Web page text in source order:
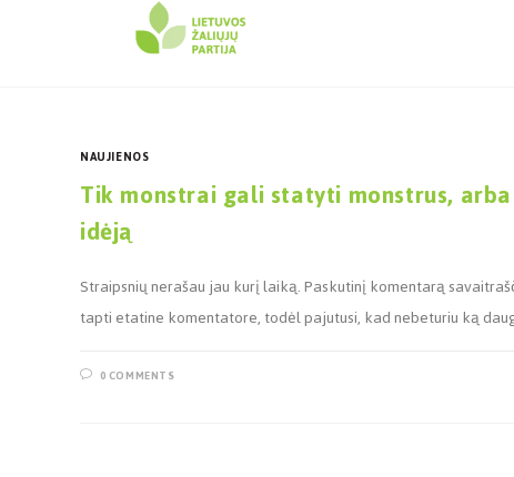
NAUJIENOS
Tik monstrai gali statyti monstrus,
idėją
Straipsnių nerašau jau kurį laiką. Paskutinį komentarą
tapti etatine komentatore, todėl pajutusi, kad nebeturiu ką
0 COMMENTS